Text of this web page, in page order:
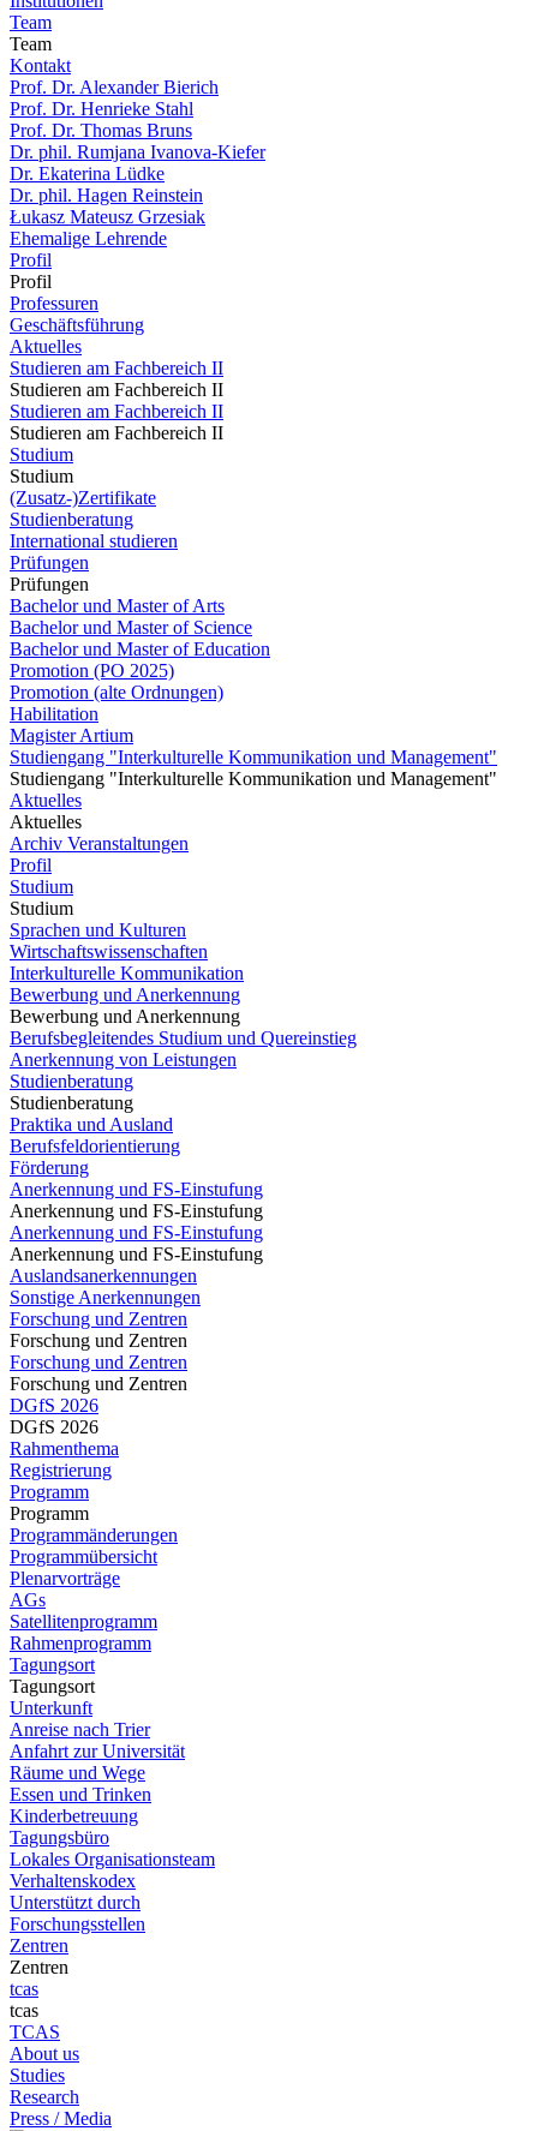
Team
Team
Kontakt
Prof. Dr. Alexander Bierich
Prof. Dr. Henrieke Stahl
Prof. Dr. Thomas Bruns
Dr. phil. Rumjana Ivanova-Kiefer
Dr. Ekaterina Lüdke
Dr. phil. Hagen Reinstein
Łukasz Mateusz Grzesiak
Ehemalige Lehrende
Profil
Profil
Professuren
Geschäftsführung
Aktuelles
Studieren am Fachbereich II
Studieren am Fachbereich II
Studieren am Fachbereich II
Studieren am Fachbereich II
Studium
Studium
(Zusatz-)Zertifikate
Studienberatung
International studieren
Prüfungen
Prüfungen
Bachelor und Master of Arts
Bachelor und Master of Science
Bachelor und Master of Education
Promotion (PO 2025)
Promotion (alte Ordnungen)
Habilitation
Magister Artium
Studiengang "Interkulturelle Kommunikation und Management"
Studiengang "Interkulturelle Kommunikation und Management"
Aktuelles
Aktuelles
Archiv Veranstaltungen
Profil
Studium
Studium
Sprachen und Kulturen
Wirtschaftswissenschaften
Interkulturelle Kommunikation
Bewerbung und Anerkennung
Bewerbung und Anerkennung
Berufsbegleitendes Studium und Quereinstieg
Anerkennung von Leistungen
Studienberatung
Studienberatung
Praktika und Ausland
Berufsfeldorientierung
Förderung
Anerkennung und FS-Einstufung
Anerkennung und FS-Einstufung
Anerkennung und FS-Einstufung
Anerkennung und FS-Einstufung
Auslandsanerkennungen
Sonstige Anerkennungen
Forschung und Zentren
Forschung und Zentren
Forschung und Zentren
Forschung und Zentren
DGfS 2026
DGfS 2026
Rahmenthema
Registrierung
Programm
Programm
Programmänderungen
Programmübersicht
Plenarvorträge
AGs
Satellitenprogramm
Rahmenprogramm
Tagungsort
Tagungsort
Unterkunft
Anreise nach Trier
Anfahrt zur Universität
Räume und Wege
Essen und Trinken
Kinderbetreuung
Tagungsbüro
Lokales Organisationsteam
Verhaltenskodex
Unterstützt durch
Forschungsstellen
Zentren
Zentren
tcas
tcas
TCAS
About us
Studies
Research
Press / Media